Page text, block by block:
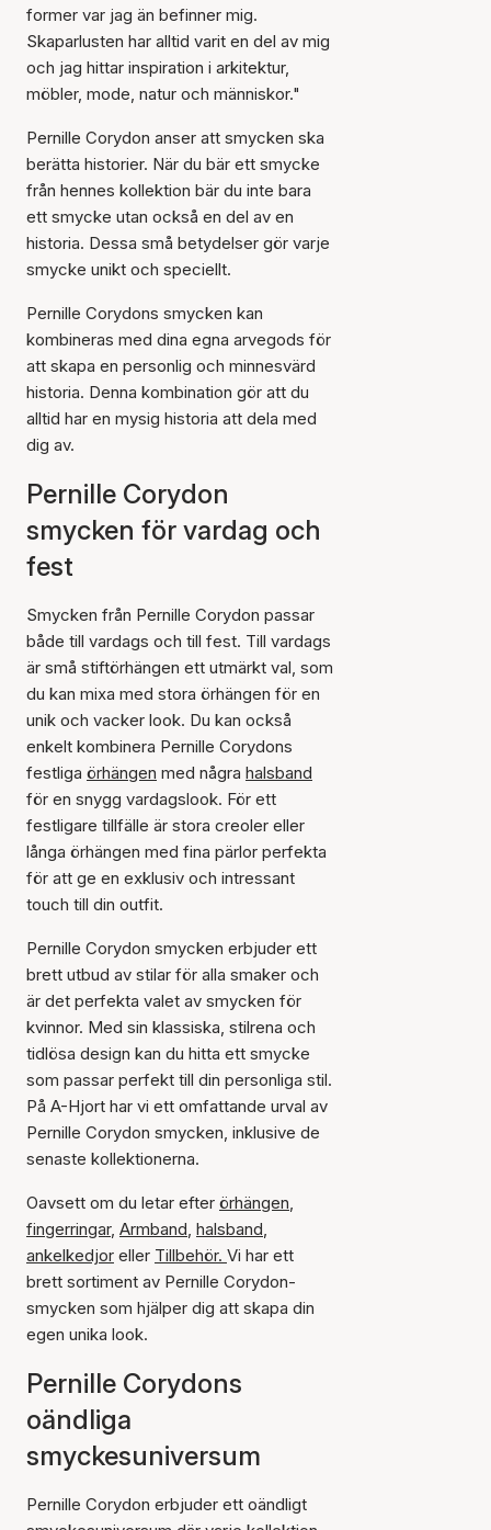
former var jag än befinner mig.
Skaparlusten har alltid varit en del av mig
och jag hittar inspiration i arkitektur,
möbler, mode, natur och människor."
Pernille Corydon anser att smycken ska
berätta historier. När du bär ett smycke
från hennes kollektion bär du inte bara
ett smycke utan också en del av en
historia. Dessa små betydelser gör varje
smycke unikt och speciellt.
Pernille Corydons smycken kan
kombineras med dina egna arvegods för
att skapa en personlig och minnesvärd
historia. Denna kombination gör att du
alltid har en mysig historia att dela med
dig av.
Pernille Corydon
smycken för vardag och
fest
Smycken från Pernille Corydon passar
både till vardags och till fest. Till vardags
är små stiftörhängen ett utmärkt val, som
du kan mixa med stora örhängen för en
unik och vacker look. Du kan också
enkelt kombinera Pernille Corydons
festliga örhängen med några halsband
för en snygg vardagslook. För ett
festligare tillfälle är stora creoler eller
långa örhängen med fina pärlor perfekta
för att ge en exklusiv och intressant
touch till din outfit.
Pernille Corydon smycken erbjuder ett
brett utbud av stilar för alla smaker och
är det perfekta valet av smycken för
kvinnor. Med sin klassiska, stilrena och
tidlösa design kan du hitta ett smycke
som passar perfekt till din personliga stil.
På A-Hjort har vi ett omfattande urval av
Pernille Corydon smycken, inklusive de
senaste kollektionerna.
Oavsett om du letar efter örhängen,
fingerringar, Armband, halsband,
ankelkedjor eller Tillbehör. Vi har ett
brett sortiment av Pernille Corydon-
smycken som hjälper dig att skapa din
egen unika look.
Pernille Corydons
oändliga
smyckesuniversum
Pernille Corydon erbjuder ett oändligt